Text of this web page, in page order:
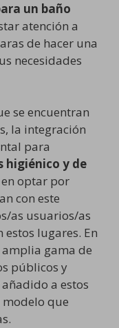
un baño
atención a
de hacer una
necesidades
se encuentran
la integración
para
higiénico y de
optar por
con este
as usuarios/as
lugares. En
gama de
públicos y
a estos
modelo que